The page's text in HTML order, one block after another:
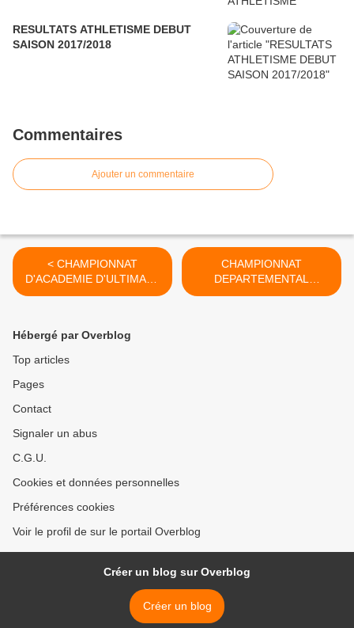
RESULTATS ATHLETISME DEBUT
SAISON 2017/2018
Commentaires
Ajouter un commentaire
< CHAMPIONNAT
D'ACADEMIE D'ULTIMATE
2014/2015
CHAMPIONNAT
DEPARTEMENTAL
D'ATHLETISME PAR
Hébergé par Overblog
Top articles
Pages
Contact
Signaler un abus
C.G.U.
Cookies et données personnelles
Préférences cookies
Voir le profil de sur le portail Overblog
Créer un blog sur Overblog
Créer un blog